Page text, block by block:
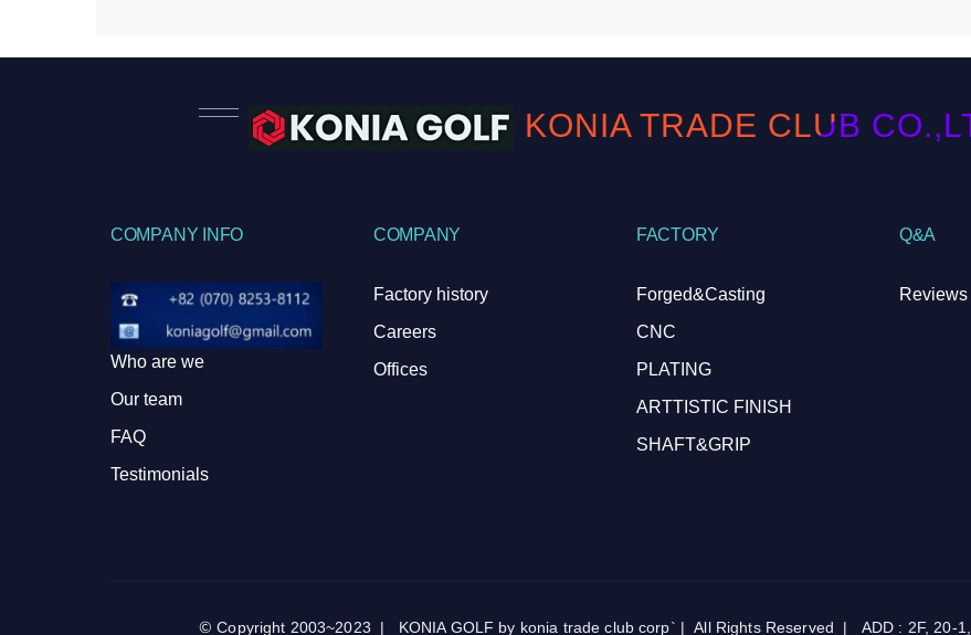
KONIA TRADE CLUB
COMPANY INFO
Who are we
Our team
FAQ
Testimonials
COMPANY
Factory history
Careers
Offices
FACTORY
Forged&Casting
CNC
PLATING
ARTTISTIC FINISH
SHAFT&GRIP
Q&A
Reviews
© Copyright 2003~2023 | KONIA GOLF by konia trade club corp` | All Rights Reserved | ADD : 2F, 20-